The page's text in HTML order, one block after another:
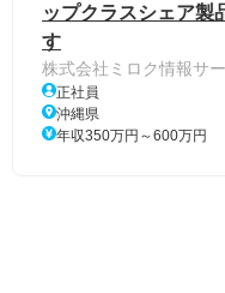
ップクラスシェア製
す
株式会社ミロク情報サ
正社員
沖縄県
年収350万円～600万円